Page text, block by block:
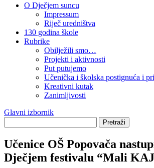
O Dječjem suncu
Impressum
Riječ uredništva
130 godina škole
Rubrike
Obilježili smo…
Projekti i aktivnosti
Put putujemo
Učenička i školska postignuća i
Kreativni kutak
Zanimljivosti
Glavni izbornik
Učenice OŠ Popovača
Dječjem festivalu “Mali